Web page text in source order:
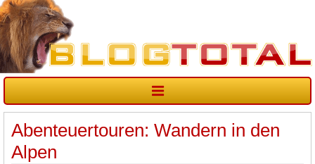
Abenteuertouren: Wandern in den
Alpen